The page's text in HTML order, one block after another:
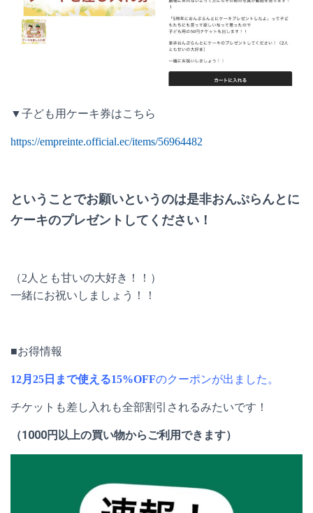
▼子ども用ケーキ券はこちら
https://empreinte.official.ec/items/56964482
ということでお願いというのは是非おんぷらんとに
ケーキのプレゼントしてください！
（2人とも甘いの大好き！！）
一緒にお祝いしましょう！！
■お得情報
12月25日まで使える15%OFFのクーポンが出ました。
チケットも差し入れも全部割引されるみたいです！
（1000円以上の買い物からご利用できます）